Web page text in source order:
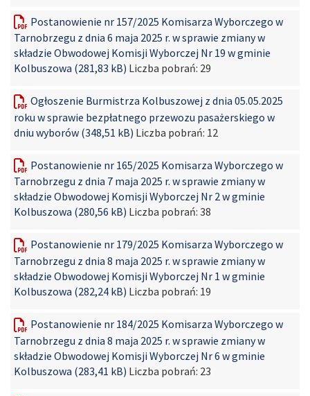
Postanowienie nr 157/2025 Komisarza Wyborczego w
Tarnobrzegu z dnia 6 maja 2025 r. w sprawie zmiany w
składzie Obwodowej Komisji Wyborczej Nr 19 w gminie
Kolbuszowa (281,83 kB) Liczba pobrań: 29
Ogłoszenie Burmistrza Kolbuszowej z dnia 05.05.2025
roku w sprawie bezpłatnego przewozu pasażerskiego w
dniu wyborów (348,51 kB) Liczba pobrań: 12
Postanowienie nr 165/2025 Komisarza Wyborczego w
Tarnobrzegu z dnia 7 maja 2025 r. w sprawie zmiany w
składzie Obwodowej Komisji Wyborczej Nr 2 w gminie
Kolbuszowa (280,56 kB) Liczba pobrań: 38
Postanowienie nr 179/2025 Komisarza Wyborczego w
Tarnobrzegu z dnia 8 maja 2025 r. w sprawie zmiany w
składzie Obwodowej Komisji Wyborczej Nr 1 w gminie
Kolbuszowa (282,24 kB) Liczba pobrań: 19
Postanowienie nr 184/2025 Komisarza Wyborczego w
Tarnobrzegu z dnia 8 maja 2025 r. w sprawie zmiany w
składzie Obwodowej Komisji Wyborczej Nr 6 w gminie
Kolbuszowa (283,41 kB) Liczba pobrań: 23